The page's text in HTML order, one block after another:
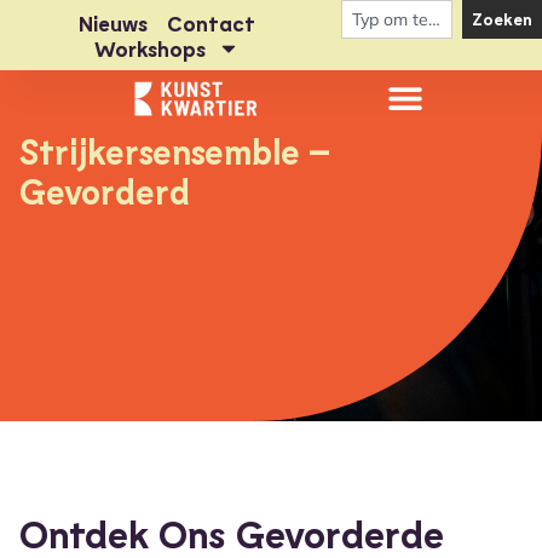
Nieuws
Contact
Workshops
Zoeken
Strijkersensemble –
Gevorderd
Ontdek Ons Gevorderde